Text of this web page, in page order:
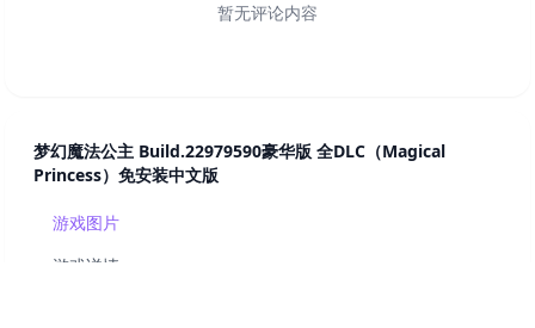
暂无评论内容
梦幻魔法公主 Build.22979590豪华版 全DLC（Magical
Princess）免安装中文版
游戏图片
游戏详情